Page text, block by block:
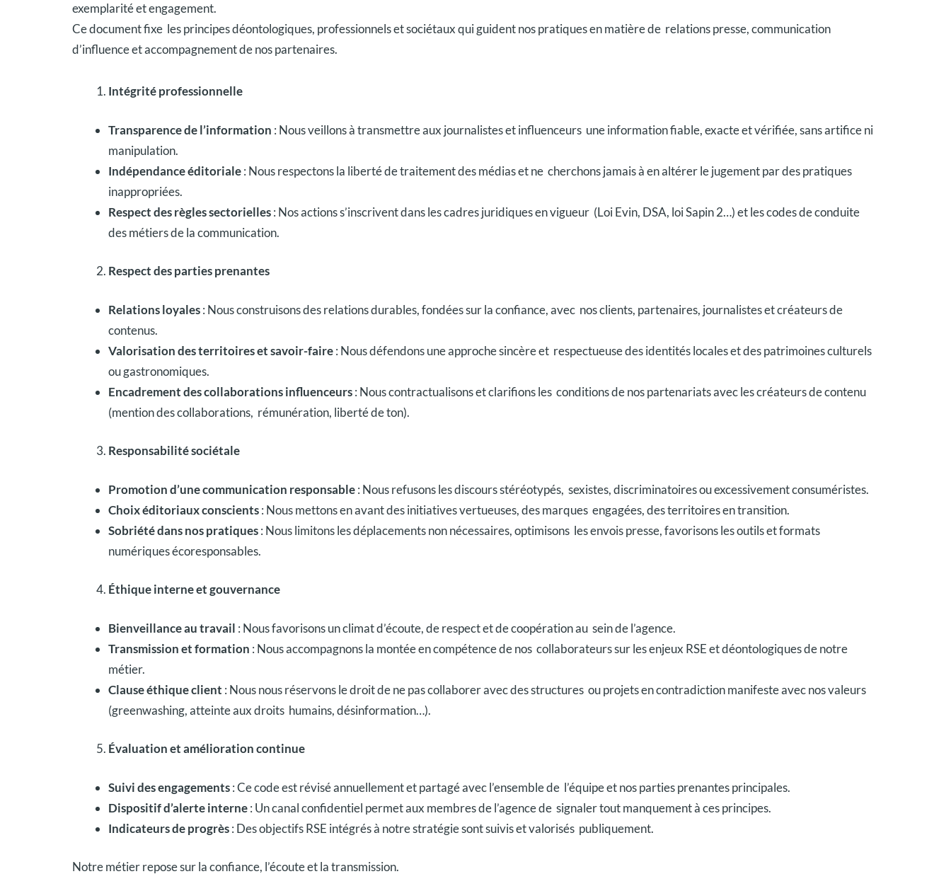
exemplarité et engagement.
Ce document fixe les principes déontologiques, professionnels et sociétaux qui guident nos pratiques en matière de relations presse, communication
d’influence et accompagnement de nos partenaires.
Intégrité professionnelle
Transparence de l’information : Nous veillons à transmettre aux journalistes et influenceurs une information fiable, exacte et vérifiée, sans artifice ni
manipulation.
Indépendance éditoriale: Nous respectons la liberté de traitement des médias et ne cherchons jamais à en altérer le jugement par des pratiques
inappropriées.
Respect des règles sectorielles: Nos actions s’inscrivent dans les cadres juridiques en vigueur (Loi Evin, DSA, loi Sapin 2…) et les codes de conduite
des métiers de la communication.
Respect des parties prenantes
Relations loyales: Nous construisons des relations durables, fondées sur la confiance, avec nos clients, partenaires, journalistes et créateurs de
contenus.
Valorisation des territoires et savoir-faire: Nous défendons une approche sincère et respectueuse des identités locales et des patrimoines culturels
ou gastronomiques.
Encadrement des collaborations influenceurs: Nous contractualisons et clarifions les conditions de nos partenariats avec les créateurs de contenu
(mention des collaborations, rémunération, liberté de ton).
Responsabilité sociétale
Promotion d’une communication responsable: Nous refusons les discours stéréotypés, sexistes, discriminatoires ou excessivement consuméristes.
Choix éditoriaux conscients: Nous mettons en avant des initiatives vertueuses, des marques engagées, des territoires en transition.
Sobriété dans nos pratiques: Nous limitons les déplacements non nécessaires, optimisons les envois presse, favorisons les outils et formats
numériques écoresponsables.
Éthique interne et gouvernance
Bienveillance au travail : Nous favorisons un climat d’écoute, de respect et de coopération au sein de l’agence.
Transmission et formation : Nous accompagnons la montée en compétence de nos collaborateurs sur les enjeux RSE et déontologiques de notre
métier.
Clause éthique client : Nous nous réservons le droit de ne pas collaborer avec des structures ou projets en contradiction manifeste avec nos valeurs
(greenwashing, atteinte aux droits humains, désinformation…).
Évaluation et amélioration continue
Suivi des engagements: Ce code est révisé annuellement et partagé avec l’ensemble de l’équipe et nos parties prenantes principales.
Dispositif d’alerte interne: Un canal confidentiel permet aux membres de l’agence de signaler tout manquement à ces principes.
Indicateurs de progrès: Des objectifs RSE intégrés à notre stratégie sont suivis et valorisés publiquement.
Notre métier repose sur la confiance, l’écoute et la transmission.